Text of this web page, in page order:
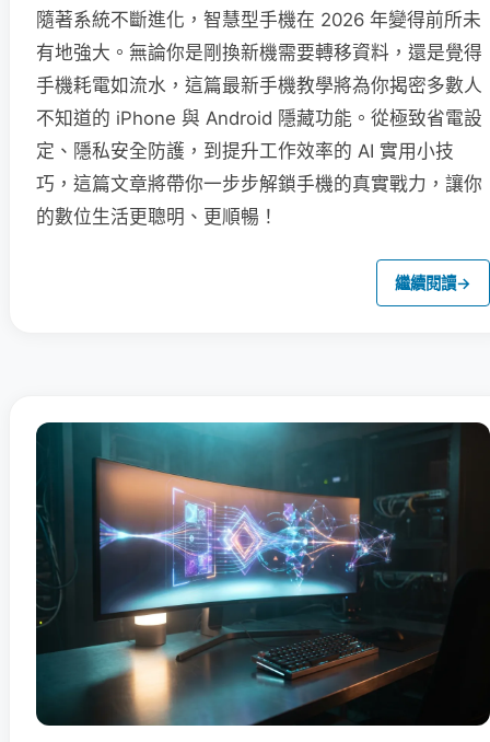
隨著系統不斷進化，智慧型手機在 2026 年變得前所未
有地強大。無論你是剛換新機需要轉移資料，還是覺得
手機耗電如流水，這篇最新手機教學將為你揭密多數人
不知道的 iPhone 與 Android 隱藏功能。從極致省電設
定、隱私安全防護，到提升工作效率的 AI 實用小技
巧，這篇文章將帶你一步步解鎖手機的真實戰力，讓你
的數位生活更聰明、更順暢！
繼續閱讀→